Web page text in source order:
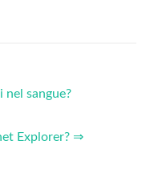
sangue?
Explorer? ⇒